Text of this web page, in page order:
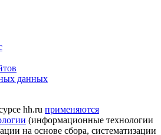
данных
hh.ru применяются
(информационные технологии
на основе сбора, систематизации